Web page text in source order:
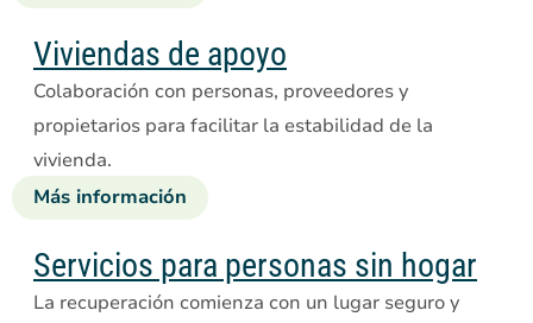
los
Servicios
de
Tratamiento
Residencial
de
Crisis
Viviendas de apoyo
Colaboración con personas, proveedores y
propietarios para facilitar la estabilidad de la
vivienda.
Más información sobre
viviendas
de
apoyo
Servicios para personas sin hogar
La recuperación comienza con un lugar seguro y